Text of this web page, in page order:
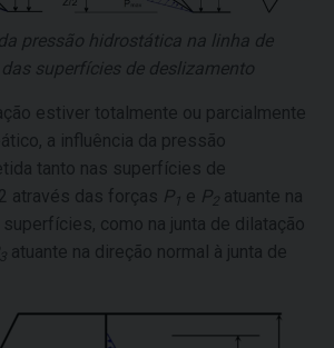
pressão hidrostática na linha de
superfícies de deslizamento
estiver totalmente ou parcialmente
a influência da pressão
tanto nas superfícies de
através das forças P 1 e P2
atuante na
como na junta de dilatação
3 atuante na direção normal à junta de